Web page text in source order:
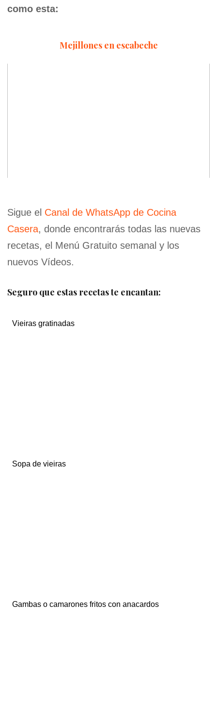
como esta:
Mejillones en escabeche
Sigue el Canal de WhatsApp de Cocina
Casera, donde encontrarás todas las nuevas
recetas, el Menú Gratuito semanal y los
nuevos Vídeos.
Seguro que estas recetas te encantan:
Vieiras gratinadas
Sopa de vieiras
Gambas o camarones fritos con anacardos